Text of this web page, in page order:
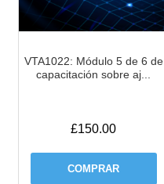
VTA1022: Módulo 5 de 6 de
capacitación sobre aj...
£150.00
COMPRAR